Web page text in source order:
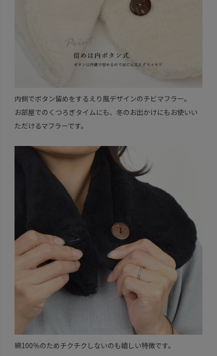
内側でボタン留めをするえり風デザインのチビマフラー。
お部屋でのくつろぎタイムにも、冬のお出かけにもお使いい
ただけるマフラーです。
綿100％のためチクチクしないのも嬉しい特徴です。